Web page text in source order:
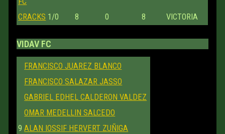
CRACKS 1/0 8 0 8 VICTORIA
VIDAV FC
FRANCISCO JUAREZ BLANCO
FRANCISCO SALAZAR JASSO
GABRIEL EDHEL CALDERON VALDEZ
OMAR MEDELLIN SALCEDO
9 ALAN IOSSIF HERVERT ZUÑIGA